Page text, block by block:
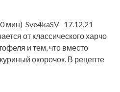
мин) Sve4kaSV 17.12.21
от классического харчо
и тем, что вместо
окорочок. В рецепте